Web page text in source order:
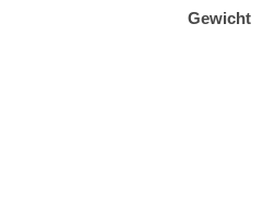
Gewicht